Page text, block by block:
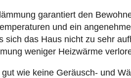
garantiert den
und ein
sich das Haus nicht zu sehr
weniger Heizwärme
wie keine Geräusch- und